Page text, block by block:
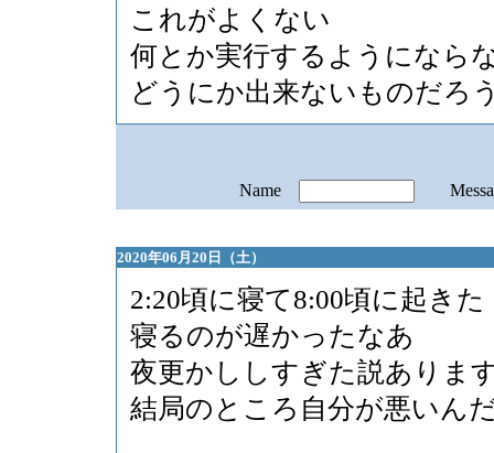
これがよくない
何とか実行するようになら
どうにか出来ないものだろ
Name
2020年06月20日（土）
2:20頃に寝て8:00頃に起きた
寝るのが遅かったなあ
夜更かししすぎた説ありま
結局のところ自分が悪いん